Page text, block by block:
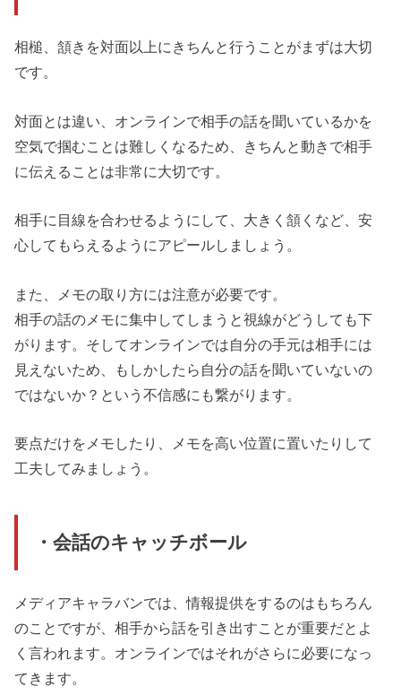
相槌、頷きを対面以上にきちんと行うことがまずは大切
です。
対面とは違い、オンラインで相手の話を聞いているかを
空気で掴むことは難しくなるため、きちんと動きで相手
に伝えることは非常に大切です。
相手に目線を合わせるようにして、大きく頷くなど、安
心してもらえるようにアピールしましょう。
また、メモの取り方には注意が必要です。
相手の話のメモに集中してしまうと視線がどうしても下
がります。そしてオンラインでは自分の手元は相手には
見えないため、もしかしたら自分の話を聞いていないの
ではないか？という不信感にも繋がります。
要点だけをメモしたり、メモを高い位置に置いたりして
工夫してみましょう。
・会話のキャッチボール
メディアキャラバンでは、情報提供をするのはもちろん
のことですが、相手から話を引き出すことが重要だとよ
く言われます。オンラインではそれがさらに必要になっ
てきます。